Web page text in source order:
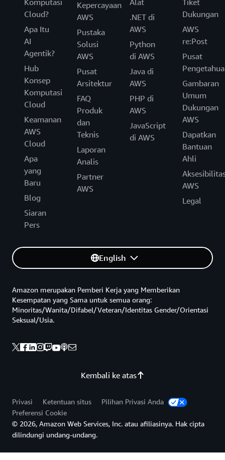
Komputasi
Cloud?
Apa Itu
AI
Agentik?
Hub
Konsep
Komputasi
Cloud
Keamanan
AWS
Cloud
Apa
yang
Baru
Blog
Siaran
Pers
Kepercayaan
AWS
Pustaka
Solusi
AWS
Pusat
Arsitektur
FAQ
Produk
dan
Teknis
Laporan
Analis
Partner
AWS
Alat
.NET di
AWS
Python
di AWS
Java di
AWS
PHP di
AWS
JavaScript
di AWS
Tiket
Dukungan
AWS
re:Post
Pusat
Gambaran
Umum
Dukungan
AWS
Dapatkan
Bantuan
Ahli
AWS
Legal
English
Kembali ke atas
Amazon merupakan Pemberi Kerja yang Memberikan
Kesempatan yang Sama untuk semua orang:
Minoritas/Wanita/Difabel/Veteran/Identitas Gender/Orientasi
Seksual/Usia.
Privasi Ketentuan situs
Pilihan Privasi Anda
Preferensi Cookie
© 2026, Amazon Web Services, Inc. atau afiliasinya. Hak cipta
dilindungi undang-undang.